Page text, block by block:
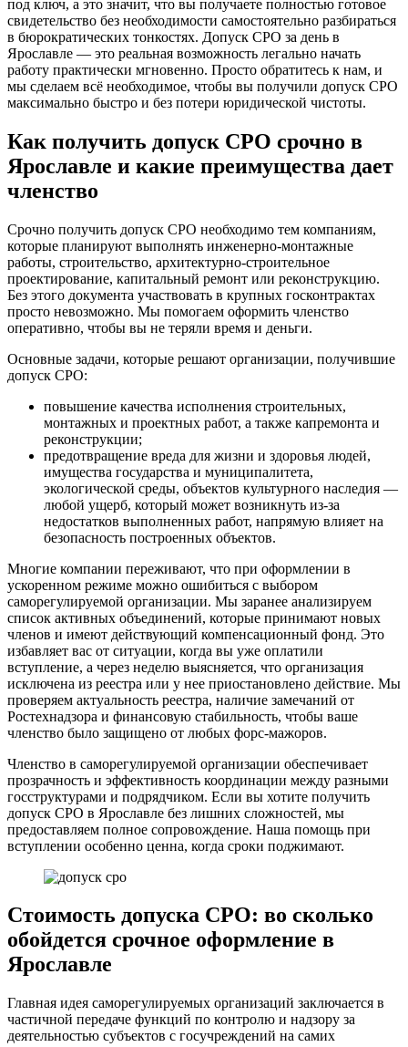
под ключ, а это значит, что вы получаете полностью готовое
свидетельство без необходимости самостоятельно разбираться
в бюрократических тонкостях. Допуск СРО за день в
Ярославле — это реальная возможность легально начать
работу практически мгновенно. Просто обратитесь к нам, и
мы сделаем всё необходимое, чтобы вы получили допуск СРО
максимально быстро и без потери юридической чистоты.
Как получить допуск СРО срочно в
Ярославле и какие преимущества дает
членство
Срочно получить допуск СРО необходимо тем компаниям,
которые планируют выполнять инженерно-монтажные
работы, строительство, архитектурно-строительное
проектирование, капитальный ремонт или реконструкцию.
Без этого документа участвовать в крупных госконтрактах
просто невозможно. Мы помогаем оформить членство
оперативно, чтобы вы не теряли время и деньги.
Основные задачи, которые решают организации, получившие
допуск СРО:
повышение качества исполнения строительных,
монтажных и проектных работ, а также капремонта и
реконструкции;
предотвращение вреда для жизни и здоровья людей,
имущества государства и муниципалитета,
экологической среды, объектов культурного наследия —
любой ущерб, который может возникнуть из-за
недостатков выполненных работ, напрямую влияет на
безопасность построенных объектов.
Многие компании переживают, что при оформлении в
ускоренном режиме можно ошибиться с выбором
саморегулируемой организации. Мы заранее анализируем
список активных объединений, которые принимают новых
членов и имеют действующий компенсационный фонд. Это
избавляет вас от ситуации, когда вы уже оплатили
вступление, а через неделю выясняется, что организация
исключена из реестра или у нее приостановлено действие. Мы
проверяем актуальность реестра, наличие замечаний от
Ростехнадзора и финансовую стабильность, чтобы ваше
членство было защищено от любых форс-мажоров.
Членство в саморегулируемой организации обеспечивает
прозрачность и эффективность координации между разными
госструктурами и подрядчиком. Если вы хотите получить
допуск СРО в Ярославле без лишних сложностей, мы
предоставляем полное сопровождение. Наша помощь при
вступлении особенно ценна, когда сроки поджимают.
Стоимость допуска СРО: во сколько
обойдется срочное оформление в
Ярославле
Главная идея саморегулируемых организаций заключается в
частичной передаче функций по контролю и надзору за
деятельностью субъектов с госучреждений на самих